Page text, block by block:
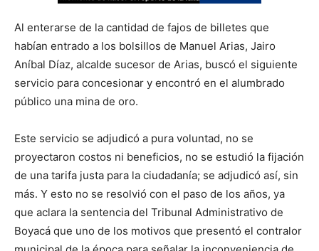
Al enterarse de la cantidad de fajos de billetes que
habían entrado a los bolsillos de Manuel Arias, Jairo
Aníbal Díaz, alcalde sucesor de Arias, buscó el siguiente
servicio para concesionar y encontró en el alumbrado
público una mina de oro.
Este servicio se adjudicó a pura voluntad, no se
proyectaron costos ni beneficios, no se estudió la fijación
de una tarifa justa para la ciudadanía; se adjudicó así, sin
más. Y esto no se resolvió con el paso de los años, ya
que aclara la sentencia del Tribunal Administrativo de
Boyacá que uno de los motivos que presentó el contralor